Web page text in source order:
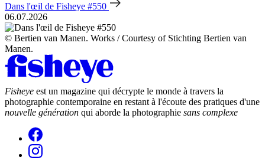
Dans l'œil de Fisheye #550
06.07.2026
© Bertien van Manen. Works / Courtesy of Stichting Bertien van
Manen.
Fisheye est un magazine qui décrypte le monde à travers la
photographie contemporaine en restant à l'écoute des pratiques d'une
nouvelle génération qui aborde la photographie sans complexe